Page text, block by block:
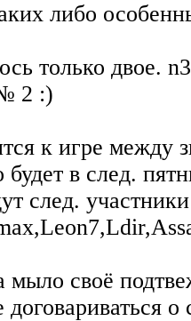
либо
только двое.
2 :)
к игре между
будет в след.
след. участники
мыло своё
о